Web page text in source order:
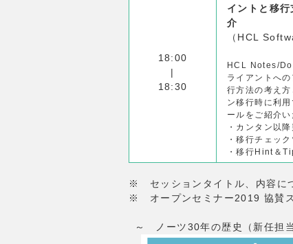
18:00
|
18:30
イントと移
介
（HCL
HCL Notes/
ライアントへ
行方法の考え
ン移行時に利
ールをご紹介い
・カンタン以
・移⾏チェッ
・移⾏Hint＆
※ セッションタイトル、内容に
※ オープンセミナー2019 協賛
～ ノーツ30年の歴史（新任担